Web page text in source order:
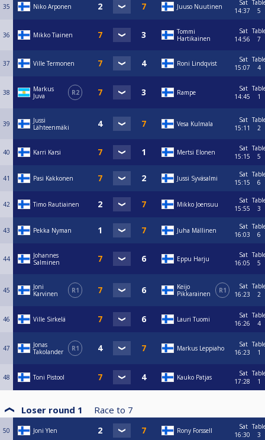
35 Niko Arponen Juuso Nuutinen
Sat
14:37
5
36 Mikko Tiainen
Tommi
Hartikainen
Sat
14:56
7
37 Ville Termonen Roni Lindqvist
Sat
15:07
4
38
Markus
Juva
R2 Rampe
Sat
14:45
1
39
Jussi
Lähteenmäki
Vesa Kulmala
Sat
15:11
2
40 Karri Karsi Mertsi Elonen
Sat
15:15
5
41 Pasi Kakkonen Jussi Syväsalmi
Sat
15:15
6
42 Timo Rautiainen Mikko Joensuu
Sat
15:55
3
43 Pekka Nyman Juha Mällinen
Sat
16:03
6
44
Johannes
Salminen
Eppu Harju
Sat
16:05
5
45
Joni
Karvinen
R1
Keijo
Pikkarainen
R1
Sat
16:23
2
46 Ville Sirkelä Lauri Tuomi
Sat
16:26
4
47
Jonas
Takolander
R1 Markus Leppiaho
Sat
16:23
1
48 Toni Pistool Kauko Patjas
Sat
17:28
1
Loser round 1 Race to 7
50 Joni Ylen Rony Forssell
Sat
16:30
3